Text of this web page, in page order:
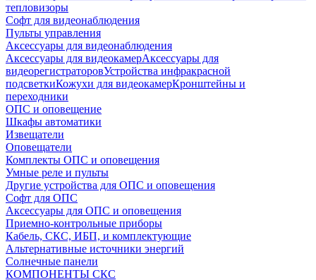
тепловизоры
Софт для видеонаблюдения
Пульты управления
Аксессуары для видеонаблюдения
Аксессуары для видеокамерАксессуары для
видеорегистраторовУстройства инфракрасной
подсветкиКожухи для видеокамерКронштейны и
переходники
ОПС и оповещение
Шкафы автоматики
Извещатели
Оповещатели
Комплекты ОПС и оповещения
Умные реле и пульты
Другие устройства для ОПС и оповещения
Софт для ОПС
Аксессуары для ОПС и оповещения
Приемно-контрольные приборы
Кабель, СКС, ИБП, и комплектующие
Альтернативные источники энергий
Солнечные панели
КОМПОНЕНТЫ СКС